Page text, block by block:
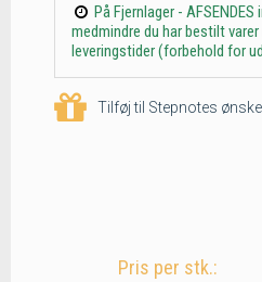
På Fjernlager - AFSENDES
medmindre du har bestilt
leveringstider (forbehold for
Tilføj til Stepnotes
Pris per stk.: